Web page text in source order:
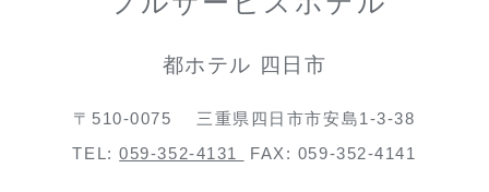
都ホテル 四日市
〒510-0075
三重県四日市市安島1-3-38
TEL:059-352-4131 FAX: 059-352-4141